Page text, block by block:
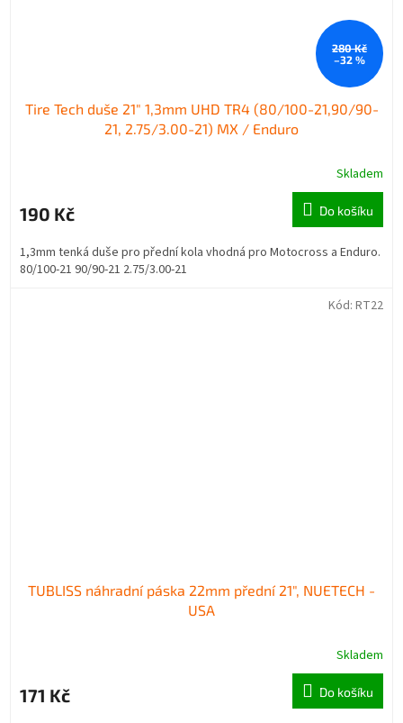
280 Kč
–32 %
Tire Tech duše 21" 1,3mm UHD TR4 (80/100-21,90/90-
21, 2.75/3.00-21) MX / Enduro
Skladem
190 Kč Do košíku
1,3mm tenká duše pro přední kola vhodná pro Motocross a Enduro.
80/100-21 90/90-21 2.75/3.00-21
TUBLISS náhradní páska 22mm přední 21", NUETECH -
USA
Skladem
171 Kč Do košíku
Kód: RT22